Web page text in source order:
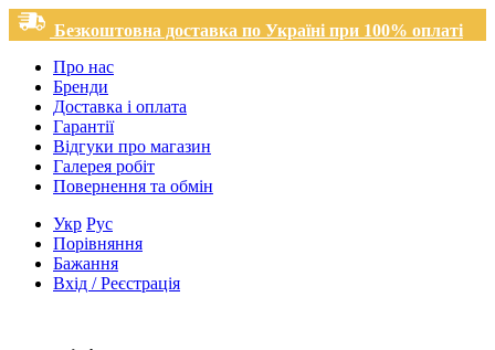
Безкоштовна доставка по Україні при 100% оплаті
Про нас
Бренди
Доставка і оплата
Гарантії
Відгуки про магазин
Галерея робіт
Повернення та обмін
Укр Рус
Порівняння
Бажання
Вхід / Реєстрація